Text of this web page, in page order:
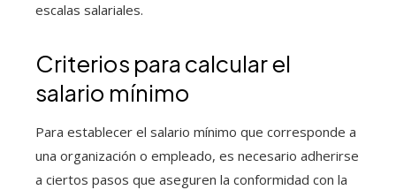
escalas salariales.
Criterios para calcular el
salario mínimo
Para establecer el salario mínimo que corresponde a
una organización o empleado, es necesario adherirse
a ciertos pasos que aseguren la conformidad con la